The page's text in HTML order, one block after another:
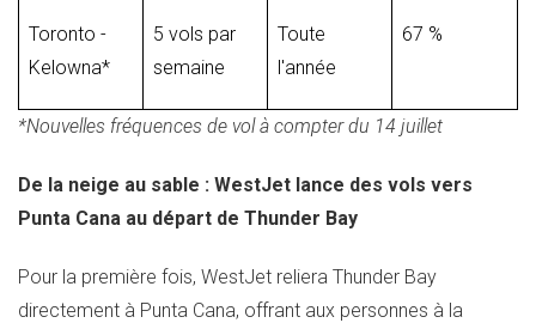
Toronto -
Kelowna*
5 vols par
semaine
Toute
l'année
67 %
*Nouvelles fréquences de vol à compter du 14 juillet
De la neige au sable : WestJet lance des vols vers
Punta Cana au départ de Thunder Bay
Pour la première fois, WestJet reliera Thunder Bay
directement à Punta Cana, offrant aux personnes à la